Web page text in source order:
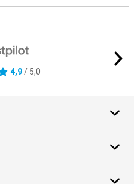
4,9/ 5,0